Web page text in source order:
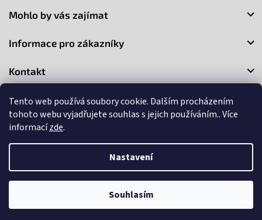
Tento web používá soubory cookie. Dalším procházením
tohoto webu vyjadřujete souhlas s jejich používáním.. Více
informacízde.
Nastavení
Souhlasím
y
v
ý
p
s
u
Mohlo by vás zajímat
Informace pro zákazníky
Kontakt
Vytvořil Shoptet
3Market. Všechna práva vyhrazena.
nastavení cookies